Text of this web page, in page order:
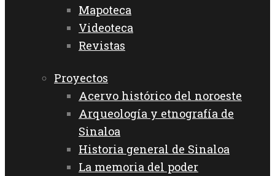
Mapoteca
Videoteca
Revistas
Proyectos
Acervo histórico del noroeste
Arqueología y etnografía de
Sinaloa
Historia general de Sinaloa
La memoria del poder